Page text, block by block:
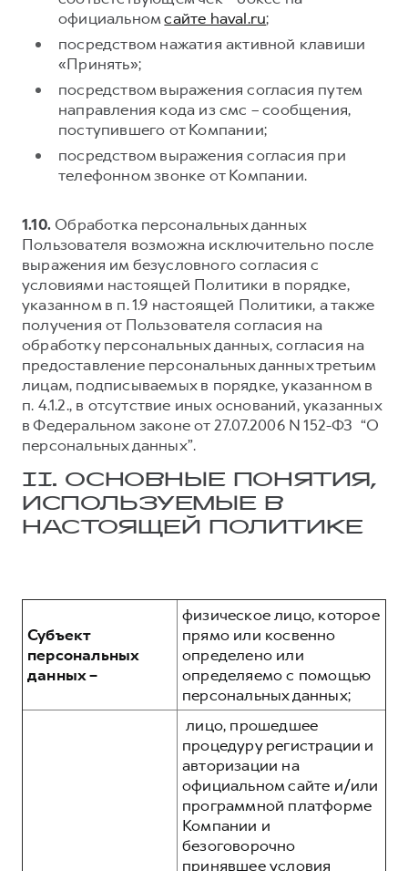
официальномсайте haval.ru;
посредством нажатия активной клавиши
«Принять»;
посредством выражения согласия путем
направления кода из смс – сообщения,
поступившего от Компании;
посредством выражения согласия при
телефонном звонке от Компании.
1.10. Обработка персональных данных
Пользователя возможна исключительно после
выражения им безусловного согласия с
условиями настоящей Политики в порядке,
указанном в п. 1.9 настоящей Политики, а также
получения от Пользователя согласия на
обработку персональных данных, согласия на
предоставление персональных данных третьим
лицам, подписываемых в порядке, указанном в
п. 4.1.2., в отсутствие иных оснований, указанных
в Федеральном законе от 27.07.2006 N 152-ФЗ “О
персональных данных”.
II. ОСНОВНЫЕ ПОНЯТИЯ,
ИСПОЛЬЗУЕМЫЕ В
НАСТОЯЩЕЙ ПОЛИТИКЕ
Субъект
персональных
данных –
физическое лицо, которое
прямо или косвенно
определено или
определяемо с помощью
персональных данных;
лицо, прошедшее
процедуру регистрации и
авторизации на
официальном сайте и/или
программной платформе
Компании и
безоговорочно
принявшее условия